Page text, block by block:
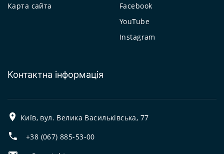
Карта сайта
Facebook
YouTube
Instagram
Контактна інформація
Київ, вул. Велика Васильківська, 77
+38 (067) 885-53-00